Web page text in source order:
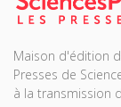
Maison d'édition
Presses de
à la transmission